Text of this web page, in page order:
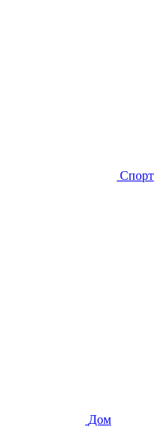
Спорт
Дом